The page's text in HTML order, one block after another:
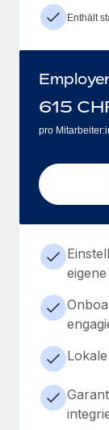
Enthält
615
pro